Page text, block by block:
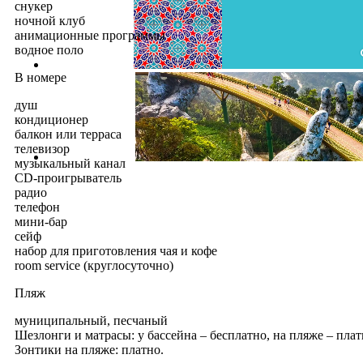
снукер
ночной клуб
анимационные программы
водное поло
В номере
душ
кондиционер
балкон или терраса
телевизор
музыкальный канал
CD-проигрыватель
радио
телефон
мини-бар
сейф
набор для приготовления чая и кофе
room service (круглосуточно)
Пляж
муниципальный, песчаный
Шезлонги и матрасы: у бассейна – бесплатно, на пляже –
Зонтики на пляже: платно.